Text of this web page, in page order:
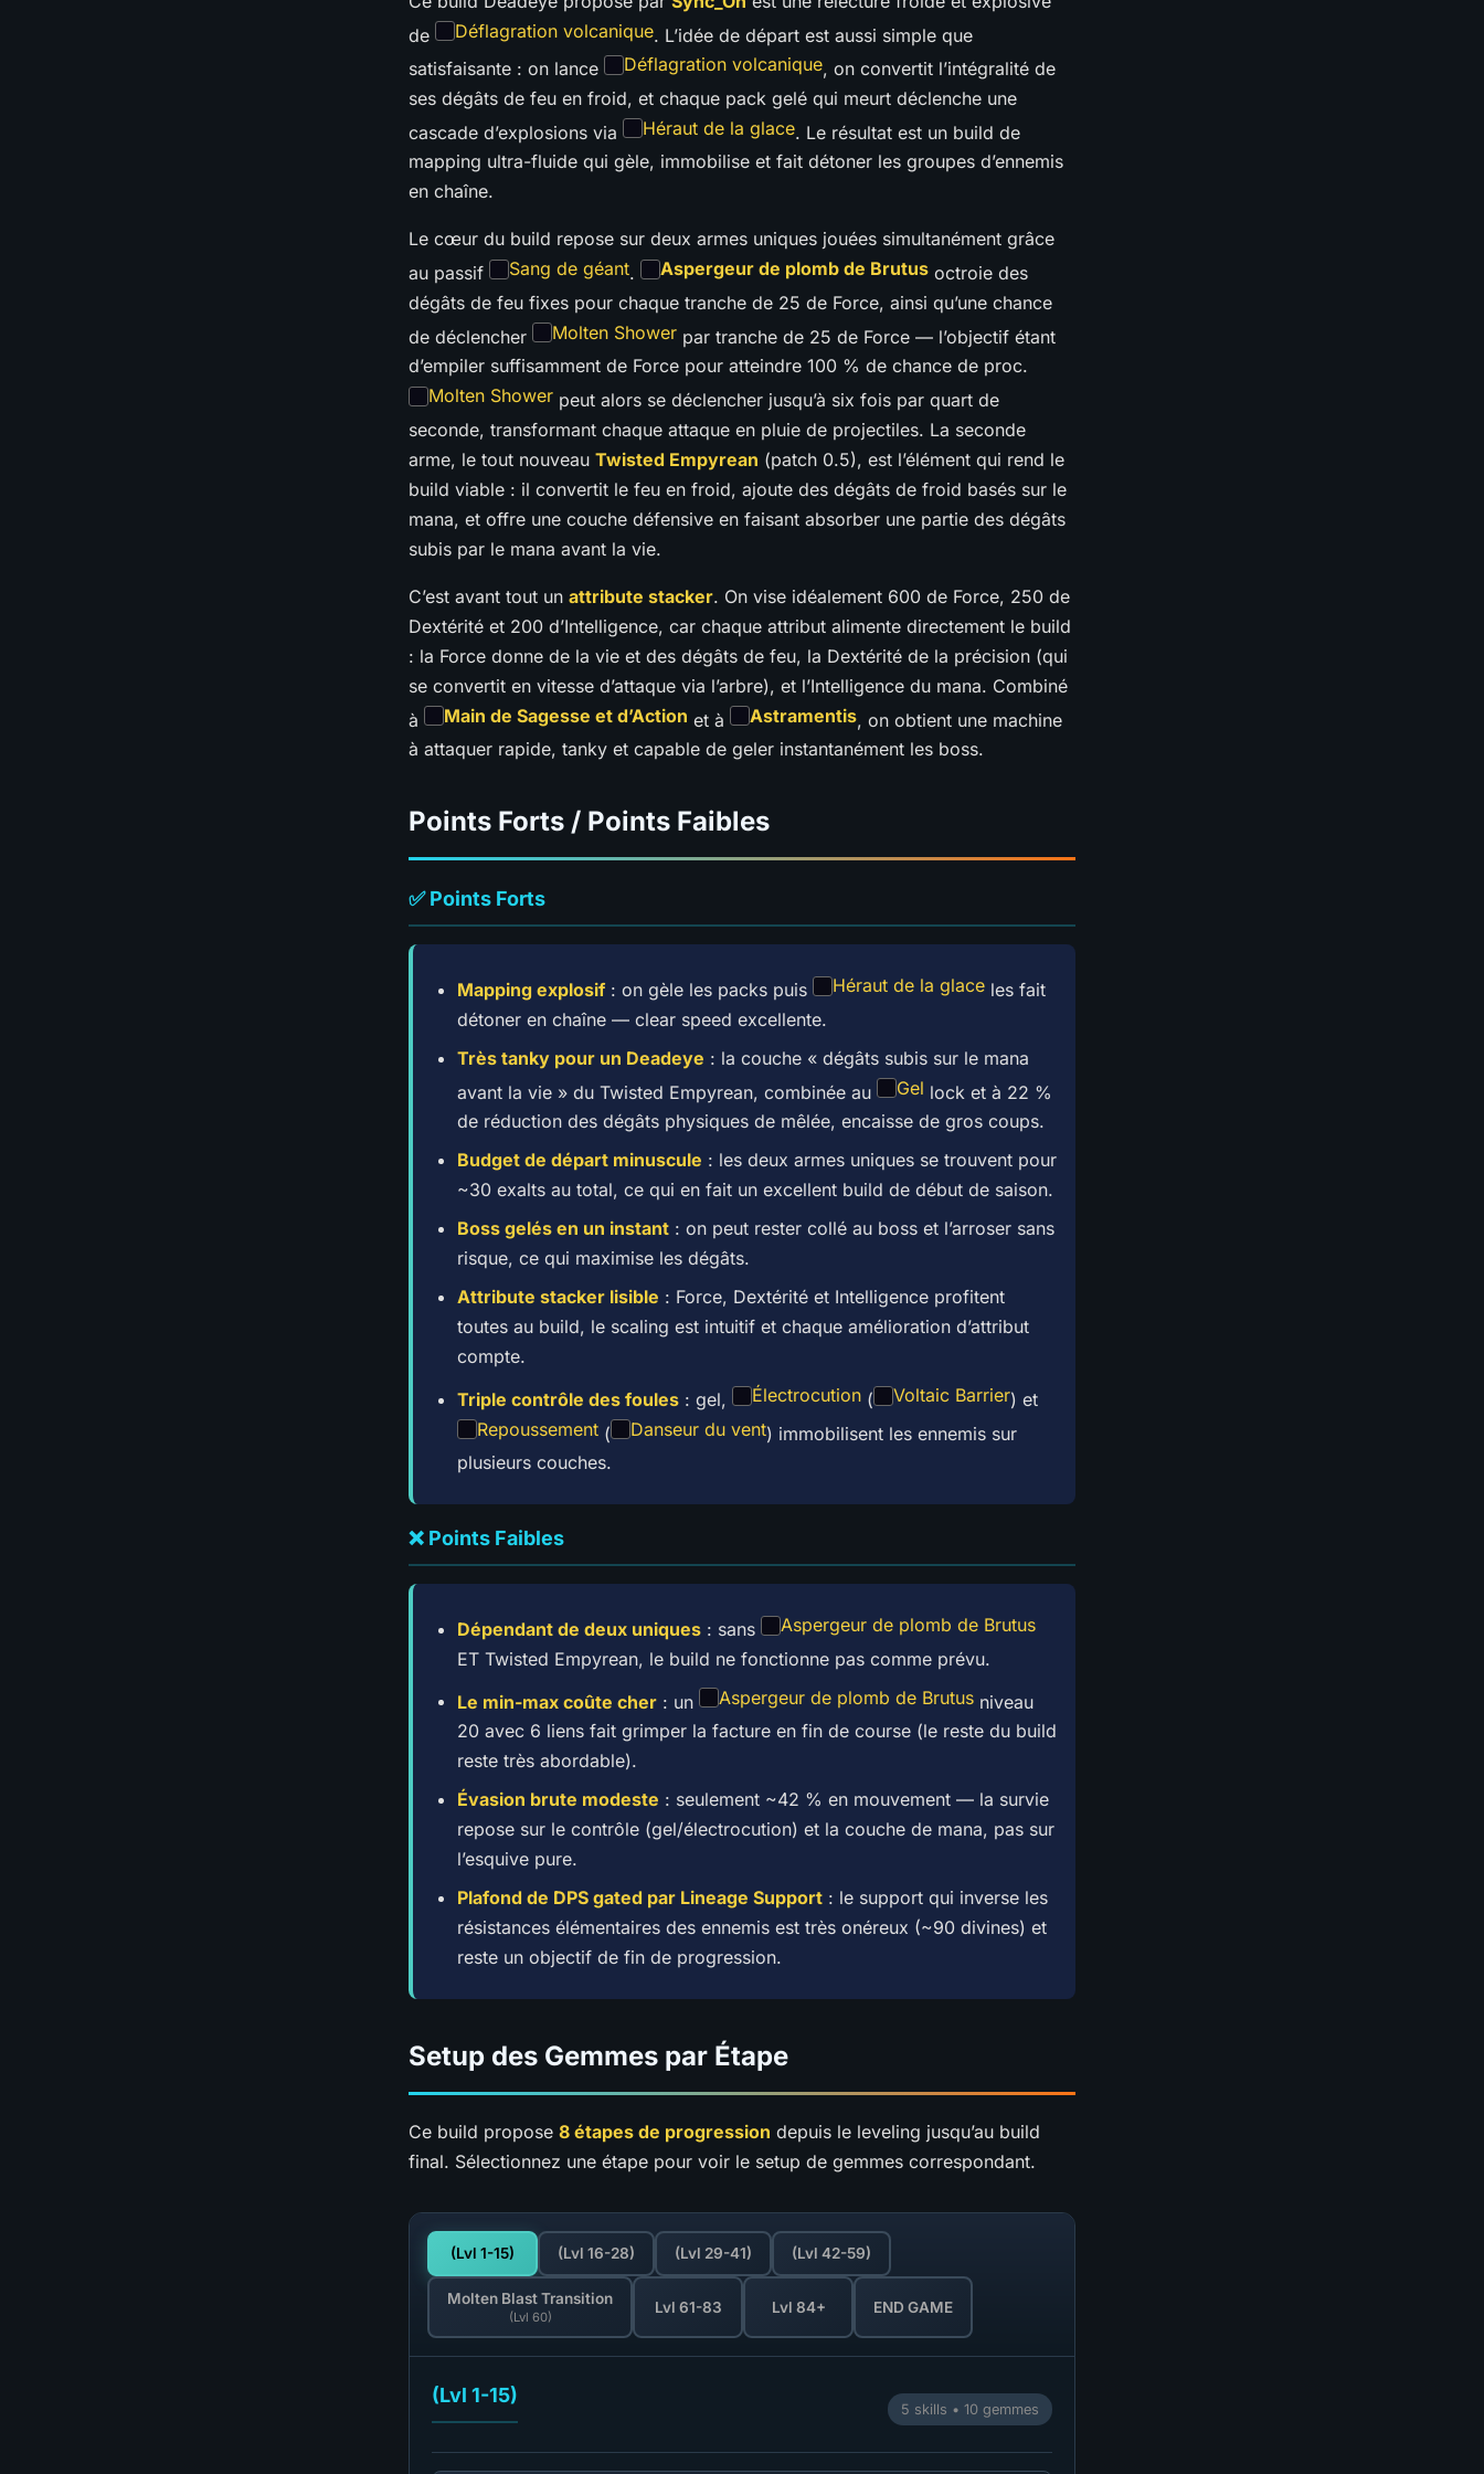
de
Déflagration volcanique. L’idée de départ est aussi simple que
satisfaisante : on lance
Déflagration volcanique, on convertit l’intégralité de
ses dégâts de feu en froid, et chaque pack gelé qui meurt déclenche une
cascade d’explosions via
Héraut de la glace. Le résultat est un build de
mapping ultra-fluide qui gèle, immobilise et fait détoner les groupes d’ennemis
en chaîne.
Le cœur du build repose sur deux armes uniques jouées simultanément grâce
au passif
Sang de géant. Aspergeur de plomb de Brutus octroie des
dégâts de feu fixes pour chaque tranche de 25 de Force, ainsi qu’une chance
de déclencher
Molten Shower par tranche de 25 de Force — l’objectif étant
d’empiler suffisamment de Force pour atteindre 100 % de chance de proc.
Molten Shower peut alors se déclencher jusqu’à six fois par quart de
seconde, transformant chaque attaque en pluie de projectiles. La seconde
arme, le tout nouveau Twisted Empyrean (patch 0.5), est l’élément qui rend le
build viable : il convertit le feu en froid, ajoute des dégâts de froid basés sur le
mana, et offre une couche défensive en faisant absorber une partie des dégâts
subis par le mana avant la vie.
C’est avant tout un attribute stacker. On vise idéalement 600 de Force, 250 de
Dextérité et 200 d’Intelligence, car chaque attribut alimente directement le build
: la Force donne de la vie et des dégâts de feu, la Dextérité de la précision (qui
se convertit en vitesse d’attaque via l’arbre), et l’Intelligence du mana. Combiné
à
Main de Sagesse et d’Action et à Astramentis, on obtient une machine
à attaquer rapide, tanky et capable de geler instantanément les boss.
Points Forts / Points Faibles
✅ Points Forts
Mapping explosif : on gèle les packs puis Héraut de la glace les fait
détoner en chaîne — clear speed excellente.
Très tanky pour un Deadeye : la couche « dégâts subis sur le mana
avant la vie » du Twisted Empyrean, combinée au
Gel lock et à 22 %
de réduction des dégâts physiques de mêlée, encaisse de gros coups.
Budget de départ minuscule : les deux armes uniques se trouvent pour
~30 exalts au total, ce qui en fait un excellent build de début de saison.
Boss gelés en un instant : on peut rester collé au boss et l’arroser sans
risque, ce qui maximise les dégâts.
Attribute stacker lisible : Force, Dextérité et Intelligence profitent
toutes au build, le scaling est intuitif et chaque amélioration d’attribut
compte.
Triple contrôle des foules : gel, Électrocution ( Voltaic Barrier) et
Repoussement ( Danseur du vent) immobilisent les ennemis sur
plusieurs couches.
❌ Points Faibles
Dépendant de deux uniques : sans
Aspergeur de plomb de Brutus
ET Twisted Empyrean, le build ne fonctionne pas comme prévu.
Le min-max coûte cher : un Aspergeur de plomb de Brutus niveau
20 avec 6 liens fait grimper la facture en fin de course (le reste du build
reste très abordable).
Évasion brute modeste : seulement ~42 % en mouvement — la survie
repose sur le contrôle (gel/électrocution) et la couche de mana, pas sur
l’esquive pure.
Plafond de DPS gated par Lineage Support : le support qui inverse les
résistances élémentaires des ennemis est très onéreux (~90 divines) et
reste un objectif de fin de progression.
Setup des Gemmes par Étape
Ce build propose 8 étapes de progression depuis le leveling jusqu’au build
final. Sélectionnez une étape pour voir le setup de gemmes correspondant.
(Lvl 1-15) (Lvl 16-28) (Lvl 29-41) (Lvl 42-59)
Molten Blast Transition
(Lvl 60)
Lvl 61-83 Lvl 84+ END GAME
(Lvl 1-15)
5 skills • 10 gemmes